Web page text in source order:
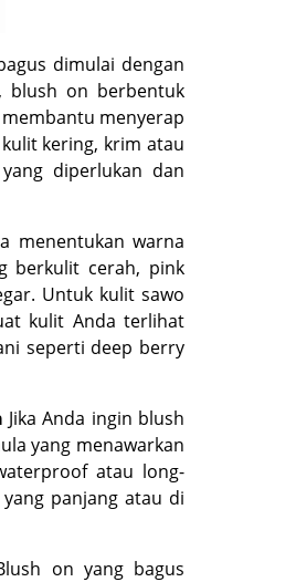
dimulai dengan
blush on berbentuk
menyerap
kering, krim atau
diperlukan dan
menentukan warna
berkulit cerah, pink
Untuk kulit sawo
kulit Anda terlihat
seperti deep berry
Jika Anda ingin blush
yang menawarkan
atau long-
panjang atau di
on yang bagus